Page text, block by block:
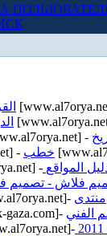
-
- خطب
- المواقع
فلاش - تصميم
منتدى
gaza.com]- الفني